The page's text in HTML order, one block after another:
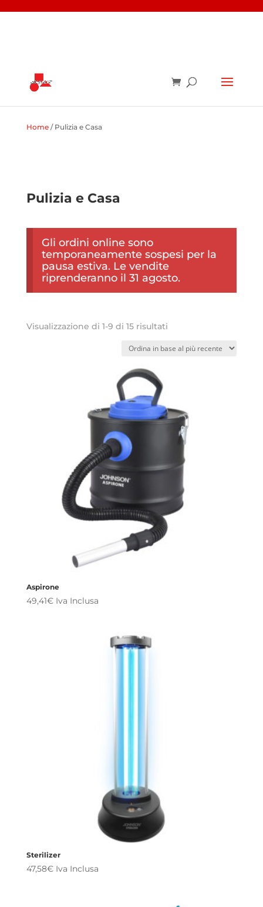
Home/ Pulizia e Casa
Pulizia e Casa
Gli ordini online sono
temporaneamente sospesi per la
pausa estiva. Le vendite
riprenderanno il 31 agosto.
Visualizzazione di 1-9 di 15 risultatiOrdina
base
Aspirone
49,41€ Iva Inclusa
Sterilizer
47,58€ Iva Inclusa